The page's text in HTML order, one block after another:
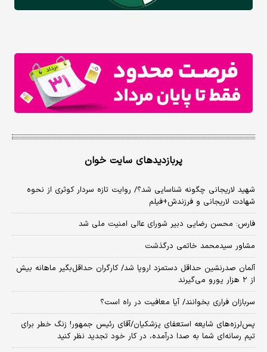
پربازدیدهای سایت خوان
شهید لاریجانی چگونه شناسایی شد؟/ روایت تازه سردار کوثری از نحوه
شهادت لاریجانی و فرزندش+فیلم
فارس: محسن رضایی دبیر شورای عالی امنیت ملی شد
مشاور سیدمحمد خاتمی درگذشت
آلمان صدرنشین حداقل دستمزد اروپا شد/ کارگران حداقل‌بگیر ماهانه بیش
از ۲ هزار یورو می‌گیرند
سربازان فراری بخوانند/ آیا معافیت در راه است؟
پس‌لرزه‌های شایعه استعفای پزشکیان/آقای رئیس جمهور! زنگ خطر برای
تیم رسانه‌ای شما به صدا درآمده، در کار خود تجدید نظر کنید